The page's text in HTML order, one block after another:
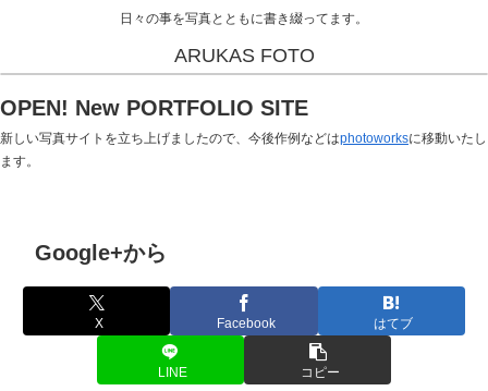
日々の事を写真とともに書き綴ってます。
ARUKAS FOTO
OPEN! New PORTFOLIO SITE
新しい写真サイトを立ち上げましたので、今後作例などはphotoworksに移動いたし
ます。
Google+から
X Facebook はてブ
LINE コピー